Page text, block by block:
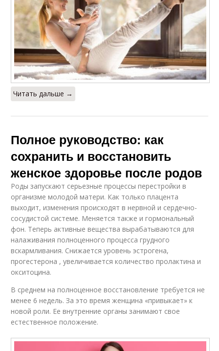
Читать дальше →
Полное руководство: как
сохранить и восстановить
женское здоровье после родов
Роды запускают серьезные процессы перестройки в
организме молодой матери. Как только плацента
выходит, изменения происходят в нервной и сердечно-
сосудистой системе. Меняется также и гормональный
фон. Теперь активные вещества вырабатываются для
налаживания полноценного процесса грудного
вскармливания. Снижается уровень эстрогена,
прогестерона , увеличивается количество пролактина и
окситоцина.
В среднем на полноценное восстановление требуется не
менее 6 недель. За это время женщина «привыкает» к
новой роли. Ее внутренние органы занимают свое
естественное положение.